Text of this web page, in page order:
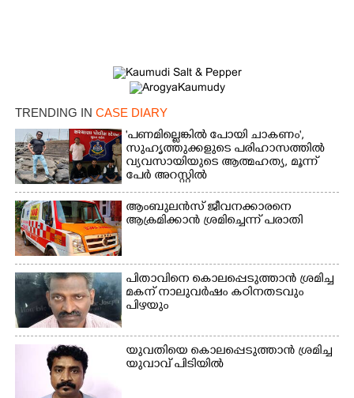
TRENDING IN CASE DIARY
'പണമില്ലെങ്കിൽ പോയി ചാകണം',
സുഹൃത്തുക്കളുടെ പരിഹാസത്തിൽ
വ്യവസായിയുടെ ആത്മഹത്യ, മൂന്ന്
പേർ അറസ്റ്റിൽ
ആംബുലൻസ് ജീവനക്കാരനെ
ആക്രമിക്കാൻ ശ്രമിച്ചെന്ന് പരാതി
പിതാവിനെ കൊലപ്പെടുത്താൻ ശ്രമിച്ച
മകന് നാലുവർഷം കഠിനതടവും
പിഴയും
യുവതിയെ കൊലപ്പെടുത്താൻ ശ്രമിച്ച
യുവാവ് പിടിയിൽ
Share this link
Copy Link